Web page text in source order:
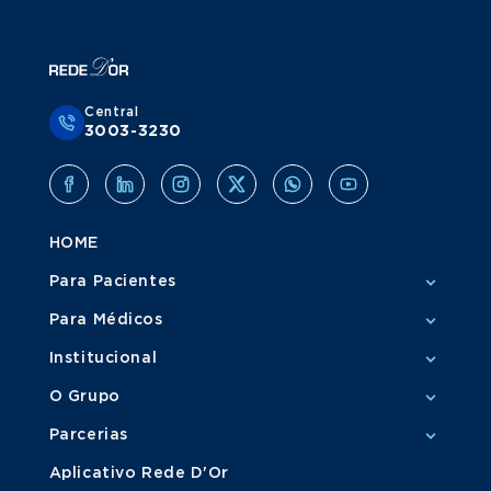
Central
3003-3230
HOME
Para Pacientes
Para Médicos
Institucional
O Grupo
Parcerias
Aplicativo Rede D'Or